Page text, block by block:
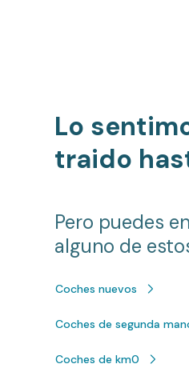
Lo
traido
Pero puedes
alguno de
Coches nuevos
Coches de segunda
Coches de km0